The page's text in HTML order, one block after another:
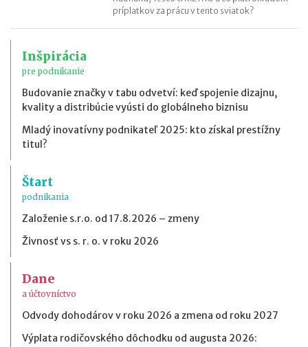
príplatkov za prácu v tento sviatok?
Inšpirácia
pre podnikanie
Budovanie značky v tabu odvetví: keď spojenie dizajnu,
kvality a distribúcie vyústi do globálneho biznisu
Mladý inovatívny podnikateľ 2025: kto získal prestížny
titul?
Štart
podnikania
Založenie s.r.o. od 17.8.2026 – zmeny
Živnosť vs s. r. o. v roku 2026
Dane
a účtovníctvo
Odvody dohodárov v roku 2026 a zmena od roku 2027
Výplata rodičovského dôchodku od augusta 2026: